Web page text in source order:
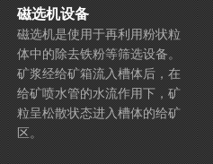
磁选机设备
磁选机是使用于再利用粉状粒
体中的除去铁粉等筛选设备。
矿浆经给矿箱流入槽体后，在
给矿喷水管的水流作用下，矿
粒呈松散状态进入槽体的给矿
区。